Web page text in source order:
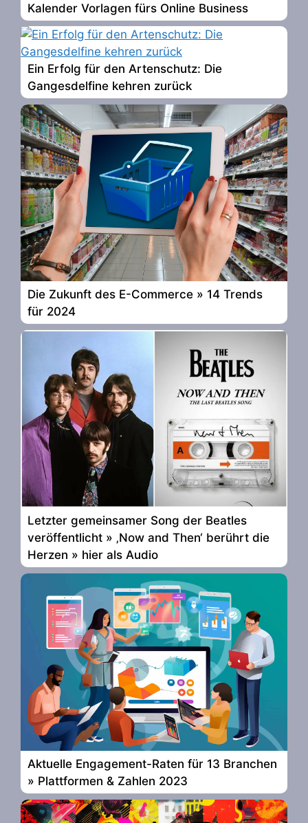
Kalender Vorlagen fürs Online Business
Ein Erfolg für den Artenschutz: Die
Gangesdelfine kehren zurück
Die Zukunft des E-Commerce » 14 Trends
für 2024
Letzter gemeinsamer Song der Beatles
veröffentlicht » ‚Now and Then‘ berührt die
Herzen » hier als Audio
Aktuelle Engagement-Raten für 13 Branchen
» Plattformen & Zahlen 2023